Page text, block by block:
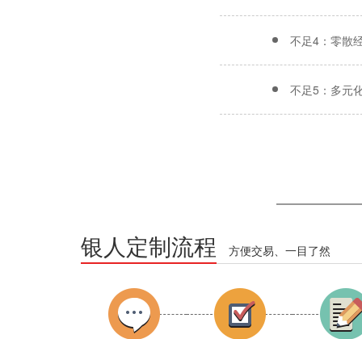
不足4：零散
不足5：多元
银人定制流程 方便交易、一目了然